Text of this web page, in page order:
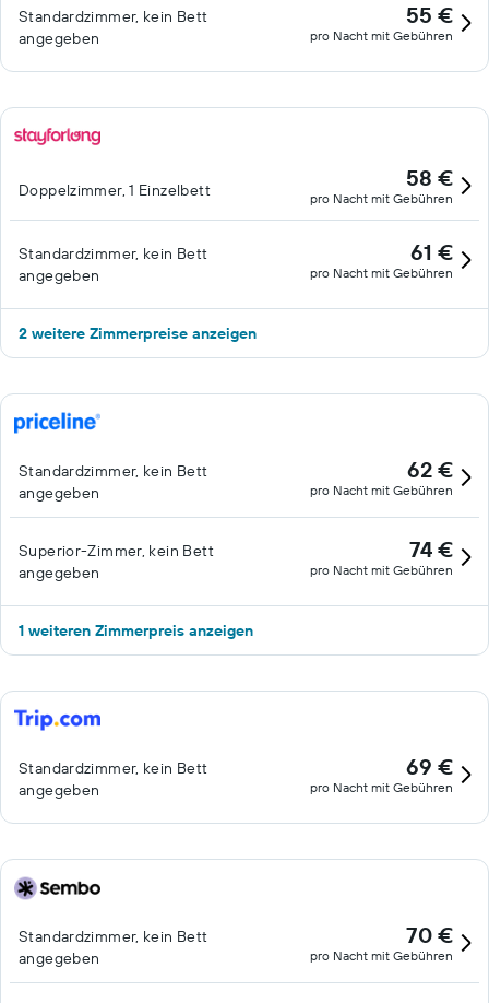
Standardzimmer, kein Bett
angegeben
55 €
pro Nacht mit Gebühren
Doppelzimmer, 1 Einzelbett 58 €
pro Nacht mit Gebühren
Standardzimmer, kein Bett
angegeben
61 €
pro Nacht mit Gebühren
2 weitere Zimmerpreise anzeigen
Standardzimmer, kein Bett
angegeben
62 €
pro Nacht mit Gebühren
Superior-Zimmer, kein Bett
angegeben
74 €
pro Nacht mit Gebühren
1 weiteren Zimmerpreis anzeigen
Standardzimmer, kein Bett
angegeben
69 €
pro Nacht mit Gebühren
Standardzimmer, kein Bett
angegeben
70 €
pro Nacht mit Gebühren